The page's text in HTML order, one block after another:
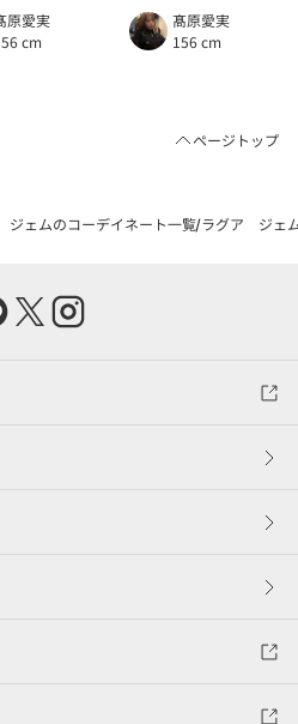
原愛実
cm
髙原愛実
156 cm
ページトップ
ェムのコーデイネート一覧 ラグア ジェ